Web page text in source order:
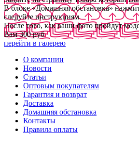
В блоке «Домашняя обстановка»
следуйте инструкциям
После того, как ваши фото пройдут
Вам 300 руб
перейти в галерею
О компании
Новости
Статьи
Оптовым покупателям
Гарантия и возврат
Доставка
Домашняя обстановка
Контакты
Правила оплаты